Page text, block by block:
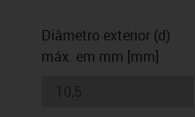
Diâmetro exterior (d)
máx. em mm [mm]